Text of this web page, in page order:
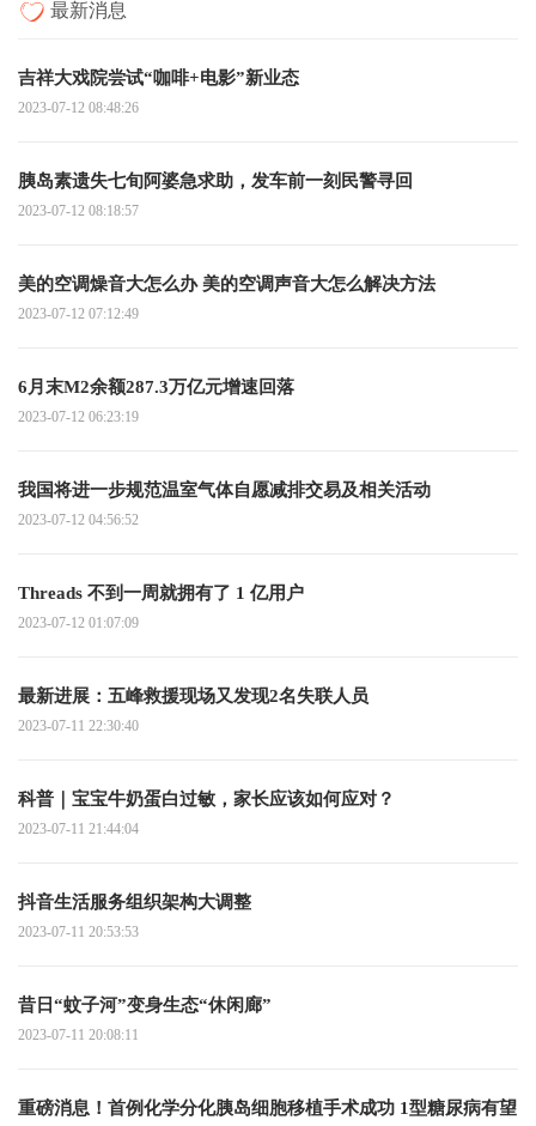
最新消息
吉祥大戏院尝试“咖啡+电影”新业态
2023-07-12 08:48:26
胰岛素遗失七旬阿婆急求助，发车前一刻民警寻回
2023-07-12 08:18:57
美的空调燥音大怎么办 美的空调声音大怎么解决方法
2023-07-12 07:12:49
6月末M2余额287.3万亿元增速回落
2023-07-12 06:23:19
我国将进一步规范温室气体自愿减排交易及相关活动
2023-07-12 04:56:52
Threads 不到一周就拥有了 1 亿用户
2023-07-12 01:07:09
最新进展：五峰救援现场又发现2名失联人员
2023-07-11 22:30:40
科普｜宝宝牛奶蛋白过敏，家长应该如何应对？
2023-07-11 21:44:04
抖音生活服务组织架构大调整
2023-07-11 20:53:53
昔日“蚊子河”变身生态“休闲廊”
2023-07-11 20:08:11
重磅消息！首例化学分化胰岛细胞移植手术成功 1型糖尿病有望